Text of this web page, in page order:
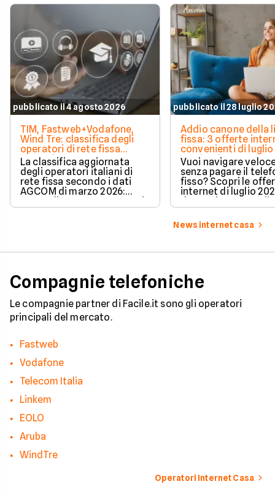
pubblicato il 4 agosto 2026
TIM, Fastweb+Vodafone,
Wind Tre: classifica degli
operatori di rete fissa
secondo AGCOM
La classifica aggiornata
degli operatori italiani di
rete fissa secondo i dati
AGCOM di marzo 2026:
e new entry.
pubblicato il 28 luglio
Addio canone della
fissa: 3 offerte
convenienti di luglio
partire da 19,95€
Vuoi navigare
senza pagare il
fisso? Scopri le
internet di luglio
tariffa perfetta per
News internet casa
Compagnie telefoniche
Le compagnie partner di Facile.it sono gli operatori
principali del mercato.
Fastweb
Vodafone
Telecom Italia
Linkem
EOLO
Aruba
WindTre
Operatori Internet Casa